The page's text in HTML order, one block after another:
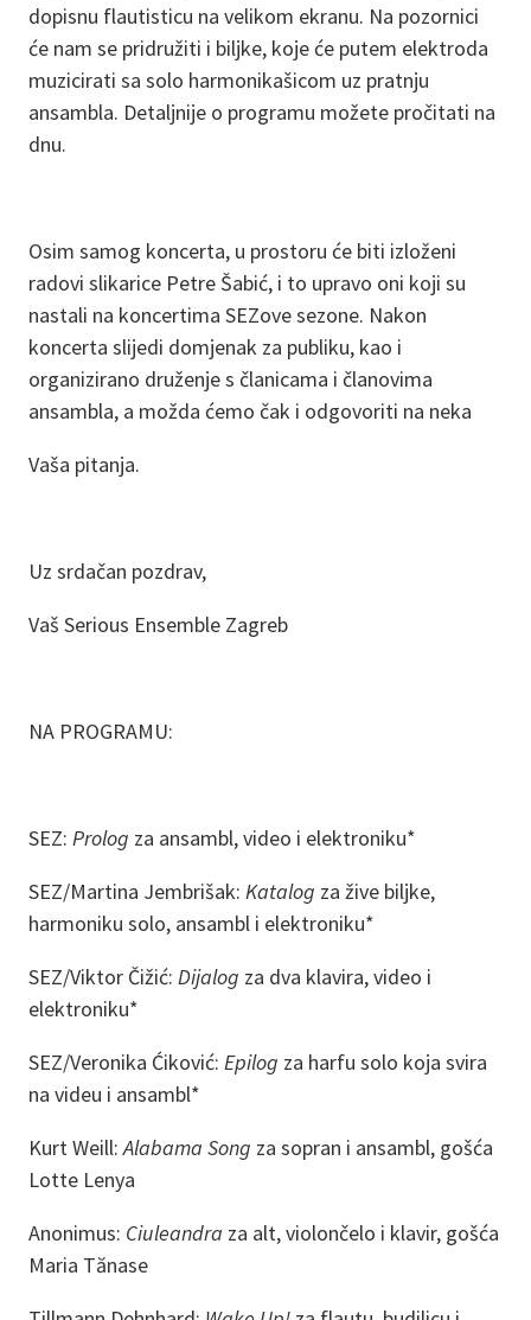
dopisnu flautisticu na velikom ekranu. Na pozornici
će nam se pridružiti i biljke, koje će putem elektroda
muzicirati sa solo harmonikašicom uz pratnju
ansambla. Detaljnije o programu možete pročitati na
dnu.
Osim samog koncerta, u prostoru će biti izloženi
radovi slikarice Petre Šabić, i to upravo oni koji su
nastali na koncertima SEZove sezone. Nakon
koncerta slijedi domjenak za publiku, kao i
organizirano druženje s članicama i članovima
ansambla, a možda ćemo čak i odgovoriti na neka
Vaša pitanja.
Uz srdačan pozdrav,
Vaš Serious Ensemble Zagreb
NA PROGRAMU:
SEZ: Prolog za ansambl, video i elektroniku*
SEZ/Martina Jembrišak: Katalog za žive biljke,
harmoniku solo, ansambl i elektroniku*
SEZ/Viktor Čižić: Dijalog za dva klavira, video i
elektroniku*
SEZ/Veronika Ćiković: Epilog za harfu solo koja svira
na videu i ansambl*
Kurt Weill:Alabama Song za sopran i ansambl, gošća
Lotte Lenya
Anonimus: Ciuleandra za alt, violončelo i klavir, gošća
Maria Tănase